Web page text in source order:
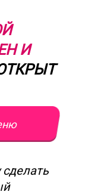
И
сделать